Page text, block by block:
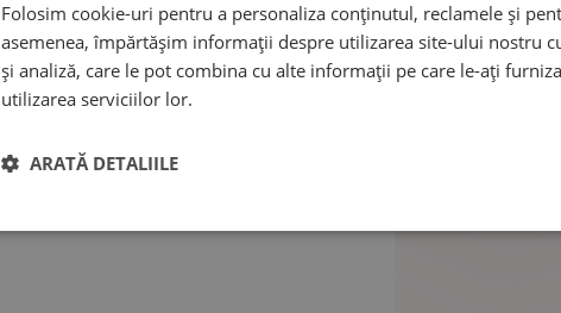
Folosim cookie-uri pentru a personaliza conținutul, reclamele și
asemenea, împărtășim informații despre utilizarea site-ului nostru
și analiză, care le pot combina cu alte informații pe care le-ați
utilizarea serviciilor lor.
ARATĂ DETALIILE